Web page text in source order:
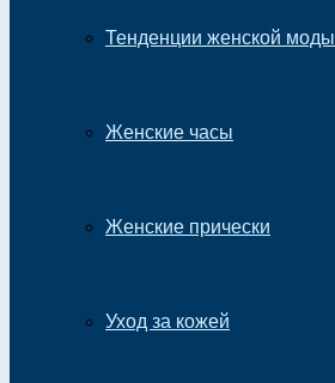
Тенденции женской моды
Женские часы
Женские прически
Уход за кожей